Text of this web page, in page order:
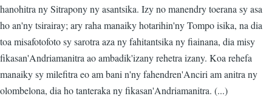
hanohitra ny Sitrapony ny asantsika. Izy no manendry toerana sy asa
ho an'ny tsirairay; ary raha manaiky hotarihin'ny Tompo isika, na dia
toa misafotofoto sy sarotra aza ny fahitantsika ny fiainana, dia misy
fikasan'Andriamanitra ao ambadik'izany rehetra izany. Koa rehefa
manaiky sy milefitra eo am bani n'ny fahendren'Anciri am anitra ny
olombelona, dia ho tanteraka ny fikasan'Andriamanitra. (...)